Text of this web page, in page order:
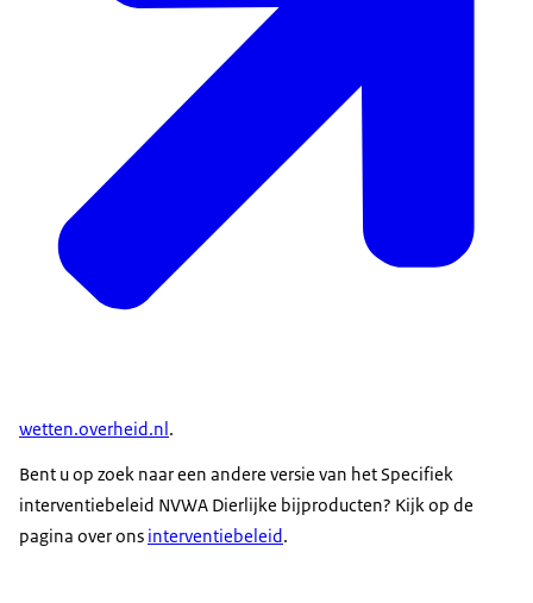
wetten.overheid.nl .
Bent u op zoek naar een andere versie van het Specifiek
interventiebeleid NVWA Dierlijke bijproducten? Kijk op de
pagina over ons interventiebeleid.